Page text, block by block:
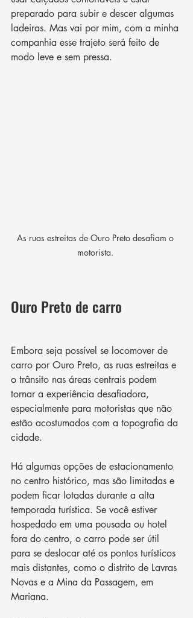
preparado para subir e descer algumas
ladeiras. Mas vai por mim, com a minha
companhia esse trajeto será feito de
modo leve e sem pressa.
As ruas estreitas de Ouro Preto desafiam o
motorista.
Ouro Preto de carro
Embora seja possível se locomover de
carro por Ouro Preto, as ruas estreitas e
o trânsito nas áreas centrais podem
tornar a experiência desafiadora,
especialmente para motoristas que não
estão acostumados com a topografia da
cidade.
Há algumas opções de estacionamento
no centro histórico, mas são limitadas e
podem ficar lotadas durante a alta
temporada turística. Se você estiver
hospedado em uma pousada ou hotel
fora do centro, o carro pode ser útil
para se deslocar até os pontos turísticos
mais distantes, como o distrito de Lavras
Novas e a Mina da Passagem, em
Mariana.